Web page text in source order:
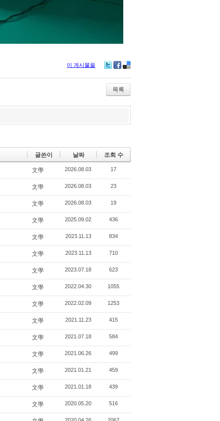
이 게시물을
bo
ok
ou
s
목록
글쓴이 날짜 조회 수
文學 2026.08.03 17
文學 2026.08.03 23
文學 2026.08.03 19
文學 2025.09.02 436
文學 2023.11.13 834
文學 2023.11.13 710
文學 2023.07.18 623
文學 2022.04.30 1055
文學 2022.02.09 1253
文學 2021.11.23 415
文學 2021.07.18 584
文學 2021.06.26 499
文學 2021.01.21 459
文學 2021.01.18 439
文學 2020.05.20 516